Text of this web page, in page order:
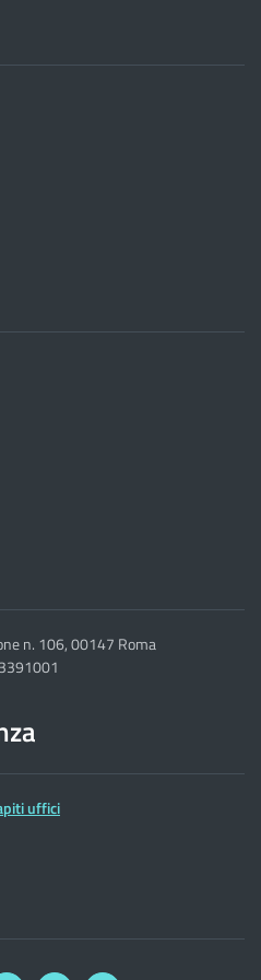
n. 106, 00147 Roma
uffici